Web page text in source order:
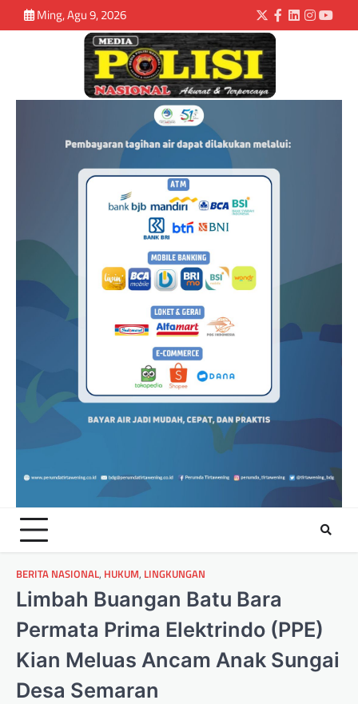
Ming, Agu 9, 2026
BERITA NASIONAL, HUKUM, LINGKUNGAN
Limbah Buangan Batu Bara
Permata Prima Elektrindo (PPE)
Kian Meluas Ancam Anak Sungai
Desa Semaran